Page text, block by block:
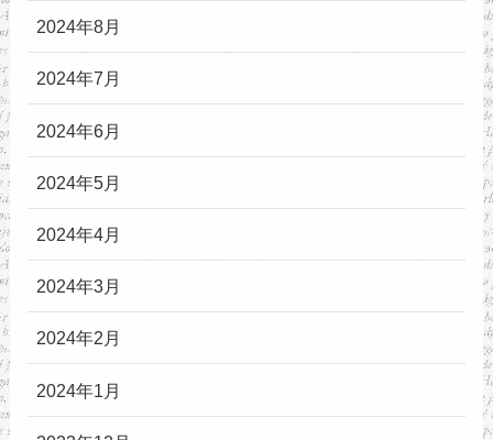
2024年8月
2024年7月
2024年6月
2024年5月
2024年4月
2024年3月
2024年2月
2024年1月